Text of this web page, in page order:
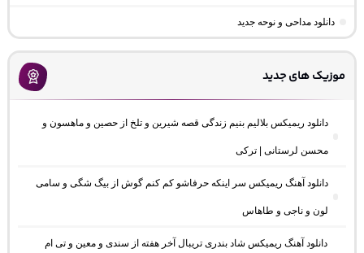
دانلود مداحی و نوحه جدید
موزیک های جدید
دانلود ریمیکس بلالیم بنیم زندگی قصه شیرین و تلخ از حصین و ماهسون و
محسن لرستانی | ترکی
دانلود آهنگ ریمیکس سر اینکه حرفاشو کم کنم گوش از بیگ شگی و سامی
لون و ناجی و طاهاس
دانلود آهنگ ریمیکس شاد بندری تریبال آخر هفته از سندی و معین و تی ام